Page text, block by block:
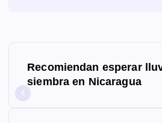
Recomiendan esperar
siembra en Nicaragua